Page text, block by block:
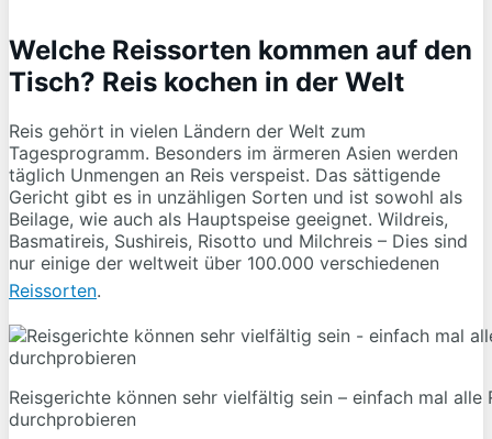
Welche Reissorten kommen auf den
Tisch? Reis kochen in der Welt
Reis gehört in vielen Ländern der Welt zum
Tagesprogramm. Besonders im ärmeren Asien werden
täglich Unmengen an Reis verspeist. Das sättigende
Gericht gibt es in unzähligen Sorten und ist sowohl als
Beilage, wie auch als Hauptspeise geeignet. Wildreis,
Basmatireis, Sushireis, Risotto und Milchreis – Dies sind
nur einige der weltweit über 100.000 verschiedenen
Reissorten.
Reisgerichte können sehr vielfältig sein – einfach mal alle
durchprobieren